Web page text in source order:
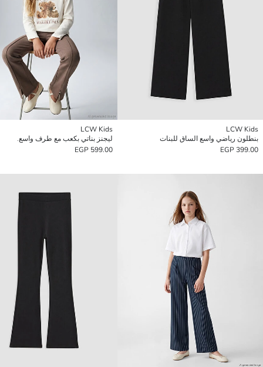
LCW Kids
بنطلون رياضي واسع الساق للبنات
399.00 EGP
LCW Kids
ليجنز بناتي بكعب مع طرف واسع.
599.00 EGP